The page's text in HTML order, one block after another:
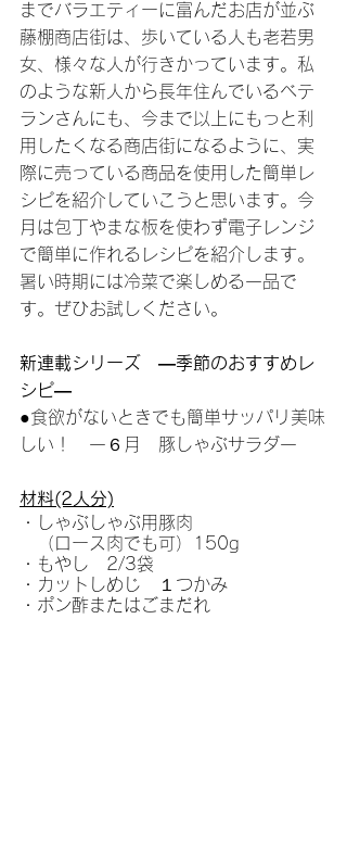
までバラエティーに富んだお店が並ぶ
藤棚商店街は、歩いている人も老若男
女、様々な人が行きかっています。私
のような新人から長年住んでいるベテ
ランさんにも、今まで以上にもっと利
用したくなる商店街になるように、実
際に売っている商品を使用した簡単レ
シピを紹介していこうと思います。今
月は包丁やまな板を使わず電子レンジ
で簡単に作れるレシピを紹介します。
暑い時期には冷菜で楽しめる一品で
す。ぜひお試しください。
新連載シリーズ　―季節のおすすめレ
シピ―
●食欲がないときでも簡単サッパリ美味
しい！　一６月　豚しゃぶサラダ一
材料(2人分)
・しゃぶしゃぶ用豚肉
（ロース肉でも可）150g
・もやし　2/3袋
・カットしめじ　１つかみ
・ポン酢またはごまだれ